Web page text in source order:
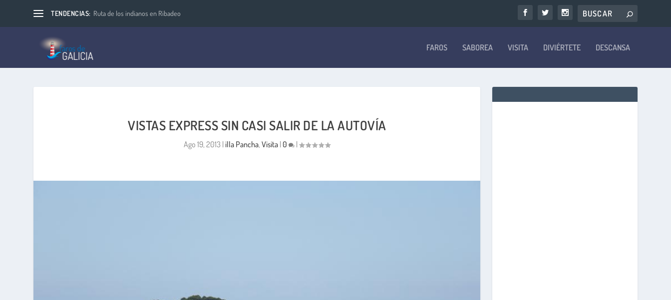
TENDENCIAS: Ruta de los indianos en Ribadeo
FAROS SABOREA VISITA DIVIÉRTETE DESCANSA
VISTAS EXPRESS SIN CASI SALIR DE LA AUTOVÍA
Ago 19, 2013 | illa Pancha,Visita |0 |